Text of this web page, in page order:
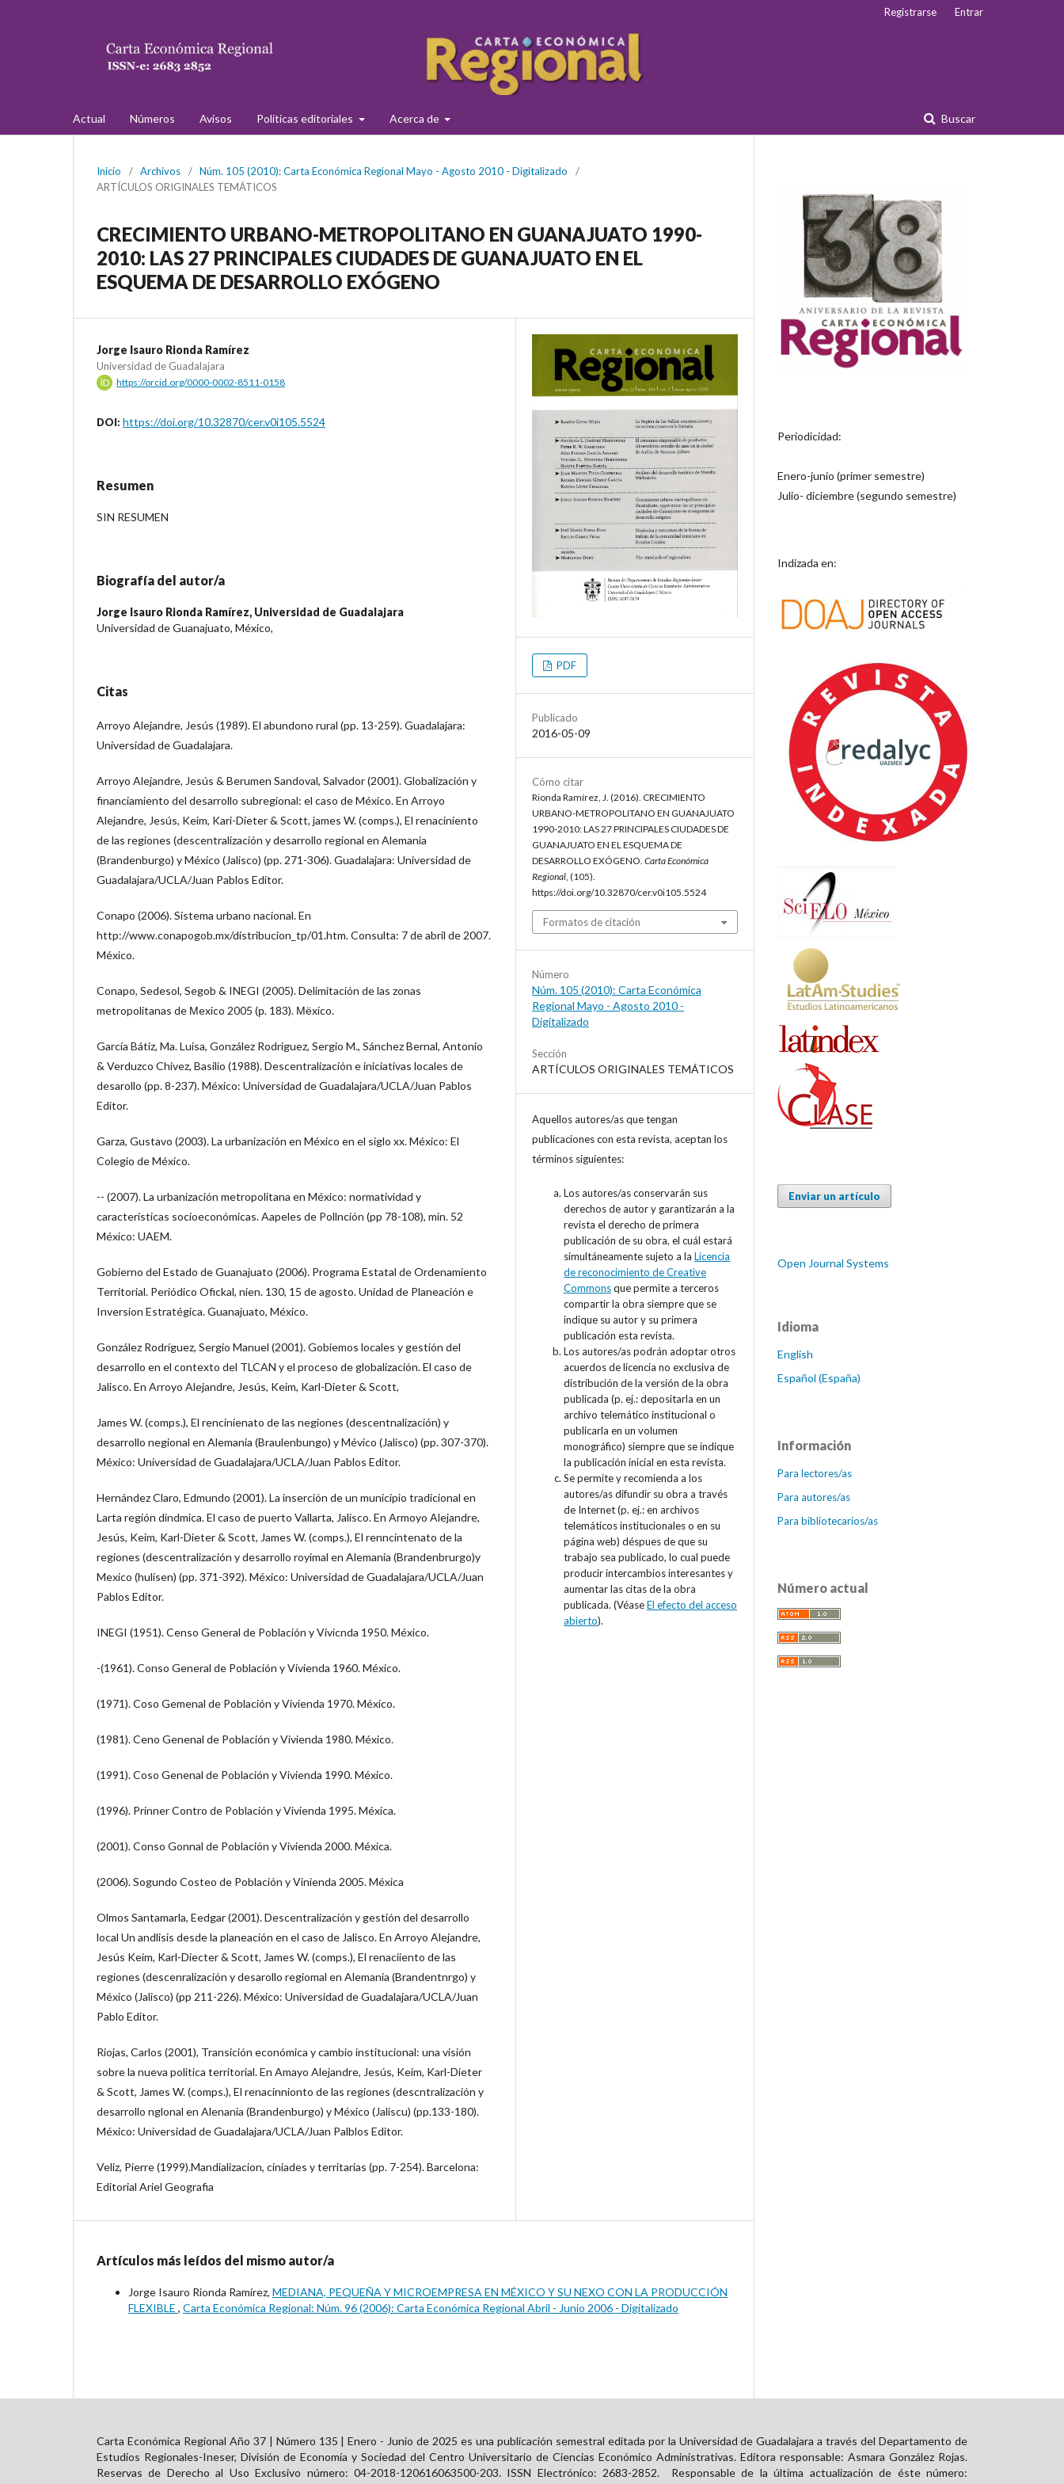
Actual Números Avisos Políticas editoriales Acerca de Buscar
Registrarse Entrar
Inicio / Archivos / Núm. 105 (2010): Carta Económica Regional Mayo - Agosto 2010 - Digitalizado
/
ARTÍCULOS ORIGINALES TEMÁTICOS
CRECIMIENTO URBANO-METROPOLITANO EN GUANAJUATO 1990-
2010: LAS 27 PRINCIPALES CIUDADES DE GUANAJUATO EN EL
ESQUEMA DE DESARROLLO EXÓGENO
Jorge Isauro Rionda Ramírez
Universidad de Guadalajara
https://orcid.org/0000-0002-8511-0158
DOI: https://doi.org/10.32870/cer.v0i105.5524
Resumen
SIN RESUMEN
Biografía del autor/a
Jorge Isauro Rionda Ramírez, Universidad de Guadalajara
Universidad de Guanajuato, México,
Citas
Arroyo Alejandre, Jesús (1989). El abundono rural (pp. 13-259). Guadalajara:
Universidad de Guadalajara.
Arroyo Alejandre, Jesús & Berumen Sandoval, Salvador (2001). Globalización y
financiamiento del desarrollo subregional: el caso de México. En Arroyo
Alejandre, Jesús, Keim, Kari-Dieter & Scott, james W. (comps.), El renaciniento
de las regiones (descentralización y desarrollo regional en Alemania
(Brandenburgo) y México (Jalisco) (pp. 271-306). Guadalajara: Universidad de
Guadalajara/UCLA/Juan Pablos Editor.
Conapo (2006). Sistema urbano nacional. En
http://www.conapogob.mx/distribucion_tp/01.htm. Consulta: 7 de abril de 2007.
México.
Conapo, Sedesol, Segob & INEGI (2005). Delimitación de las zonas
metropolitanas de Мexico 2005 (р. 183). Мёxico.
García Bátiz, Ma. Luisa, González Rodriguez, Sergio M., Sánchez Bernal, Antonio
& Verduzco Chivez, Basilio (1988). Descentralización e iniciativas locales de
desarollo (pp. 8-237). México: Universidad de Guadalajara/UCLA/Juan Pablos
Editor.
Garza, Gustavo (2003). La urbanización en México en el siglo xx. México: El
Colegio de México.
-- (2007). La urbanización metropolitana en México: normatividad y
caracteristicas socioeconómicas. Aapeles de Pollnción (pp 78-108), min. 52
México: UAEM.
Gobierno del Estado de Guanajuato (2006). Programa Estatal de Ordenamiento
Territorial. Periódico Ofickal, nien. 130, 15 de agosto. Unidad de Planeación e
Inversion Estratégica. Guanajuato, México.
González Rodríguez, Sergio Manuel (2001). Gobiemos locales y gestión del
desarrollo en el contexto del TLCAN y el proceso de globalización. El caso de
Jalisco. En Arroyo Alejandre, Jesús, Keim, Karl-Dieter & Scott,
James W. (comps.), El rencinienato de las negiones (descentnalización) y
desarrollo negional en Alemania (Braulenbungo) y Mévico (Jalisco) (pp. 307-370).
México: Universidad de Guadalajara/UCLA/Juan Pablos Editor.
Hernández Claro, Edmundo (2001). La inserción de un municipio tradicional en
Larta región dindmica. El caso de puerto Vallarta, Jalisco. En Armoyo Alejandre,
Jesús, Keim, Karl-Dieter & Scott, James W. (comps.), El renncintenato de la
regiones (descentralización y desarrollo royimal en Alemania (Brandenbrurgo)y
Mexico (hulisen) (pp. 371-392). México: Universidad de Guadalajara/UCLA/Juan
Pablos Editor.
INEGI (1951). Censo General de Población y Vivicnda 1950. México.
-(1961). Conso General de Población y Vivienda 1960. México.
(1971). Coso Gemenal de Población y Vivienda 1970. México.
(1981). Ceno Genenal de Población y Vivienda 1980. México.
(1991). Coso Genenal de Población y Vivienda 1990. México.
(1996). Prinner Contro de Población y Vivienda 1995. Méxica.
(2001). Conso Gonnal de Población y Vivienda 2000. Méxica.
(2006). Sogundo Costeo de Población y Vinienda 2005. Méxica
Olmos Santamarla, Eedgar (2001). Descentralización y gestión del desarrollo
local Un andlisis desde la planeación en el caso de Jalisco. En Arroyo Alejandre,
Jesús Keim, Karl-Diecter & Scott, James W. (comps.), El renaciiento de las
regiones (descenralización y desarollo regiomal en Alemania (Brandentnrgo) y
México (Jalisco) (pp 211-226). México: Universidad de Guadalajara/UCLA/Juan
Pablo Editor.
Riojas, Carlos (2001), Transición económica y cambio institucional: una visión
sobre la nueva politica territorial. En Amayo Alejandre, Jesús, Keim, Karl-Dieter
& Scott, James W. (comps.), El renacinnionto de las regiones (descntralización y
desarrollo nglonal en Alenania (Brandenburgo) y México (Jaliscu) (pp.133-180).
México: Universidad de Guadalajara/UCLA/Juan Palblos Editor.
Veliz, Pierre (1999).Mandializacion, ciniades y territarias (pp. 7-254). Barcelona:
Editorial Ariel Geografia
PDF
Publicado
2016-05-09
Cómo citar
Rionda Ramírez, J. (2016). CRECIMIENTO
URBANO-METROPOLITANO EN GUANAJUATO
1990-2010: LAS 27 PRINCIPALES CIUDADES DE
GUANAJUATO EN EL ESQUEMA DE
DESARROLLO EXÓGENO. Carta Económica
Regional, (105).
https://doi.org/10.32870/cer.v0i105.5524
Formatos de citación
Número
Núm. 105 (2010): Carta Económica
Regional Mayo - Agosto 2010 -
Digitalizado
Sección
ARTÍCULOS ORIGINALES TEMÁTICOS
Aquellos autores/as que tengan
publicaciones con esta revista, aceptan los
términos siguientes:
Los autores/as conservarán sus
derechos de autor y garantizarán a la
revista el derecho de primera
publicación de su obra, el cuál estará
simultáneamente sujeto a la Licencia
de reconocimiento de Creative
Commonsque permite a terceros
compartir la obra siempre que se
indique su autor y su primera
publicación esta revista.
Los autores/as podrán adoptar otros
acuerdos de licencia no exclusiva de
distribución de la versión de la obra
publicada (p. ej.: depositarla en un
archivo telemático institucional o
publicarla en un volumen
monográfico) siempre que se indique
la publicación inicial en esta revista.
Se permite y recomienda a los
autores/as difundir su obra a través
de Internet (p. ej.: en archivos
telemáticos institucionales o en su
página web) déspues de que su
trabajo sea publicado, lo cual puede
producir intercambios interesantes y
aumentar las citas de la obra
publicada. (VéaseEl efecto del acceso
abierto).
Artículos más leídos del mismo autor/a
Jorge Isauro Rionda Ramírez, MEDIANA, PEQUEÑA Y MICROEMPRESA EN MÉXICO Y SU NEXO CON LA PRODUCCIÓN
FLEXIBLE , Carta Económica Regional: Núm. 96 (2006): Carta Económica Regional Abril - Junio 2006 - Digitalizado
Periodicidad:
Enero-junio (primer semestre)
Julio- diciembre (segundo semestre)
Indizada en:
Enviar un artículo
Open Journal Systems
Idioma
English
Español (España)
Información
Para lectores/as
Para autores/as
Para bibliotecarios/as
Número actual
Carta Económica Regional Año 37 | Número 135 | Enero - Junio de 2025 es una publicación semestral editada por la Universidad de Guadalajara a través del Departamento de
Estudios Regionales-Ineser, División de Economía y Sociedad del Centro Universitario de Ciencias Económico Administrativas. Editora responsable: Asmara González Rojas.
Reservas de Derecho al Uso Exclusivo número: 04-2018-120616063500-203. ISSN Electrónico: 2683-2852. Responsable de la última actualización de éste número: